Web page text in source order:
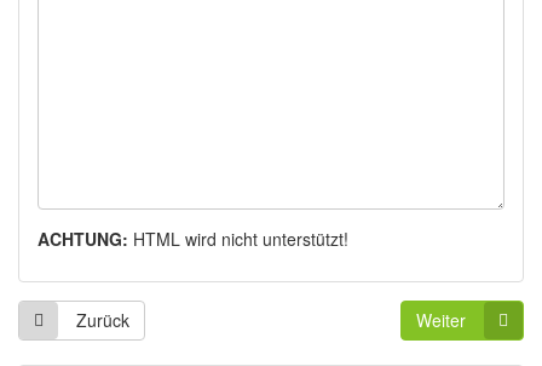
ACHTUNG: HTML wird nicht unterstützt!
Zurück Weiter